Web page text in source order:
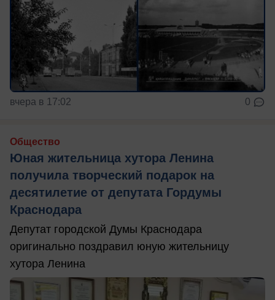
вчера в 17:02 0
Общество
Юная жительница хутора Ленина
получила творческий подарок на
десятилетие от депутата Гордумы
Краснодара
Депутат городской Думы Краснодара
оригинально поздравил юную жительницу
хутора Ленина